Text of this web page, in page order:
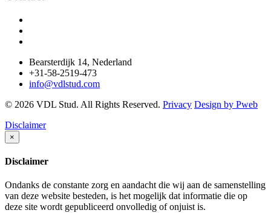
Bearsterdijk 14, Nederland
+31-58-2519-473
info@vdlstud.com
© 2026 VDL Stud. All Rights Reserved. Privacy Design by Pweb
Disclaimer
×
Disclaimer
Ondanks de constante zorg en aandacht die wij aan de samenstelling
van deze website besteden, is het mogelijk dat informatie die op
deze site wordt gepubliceerd onvolledig of onjuist is.